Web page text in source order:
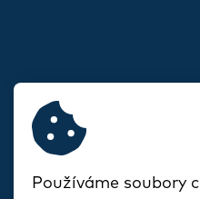
Pokud s
Používáme soubory